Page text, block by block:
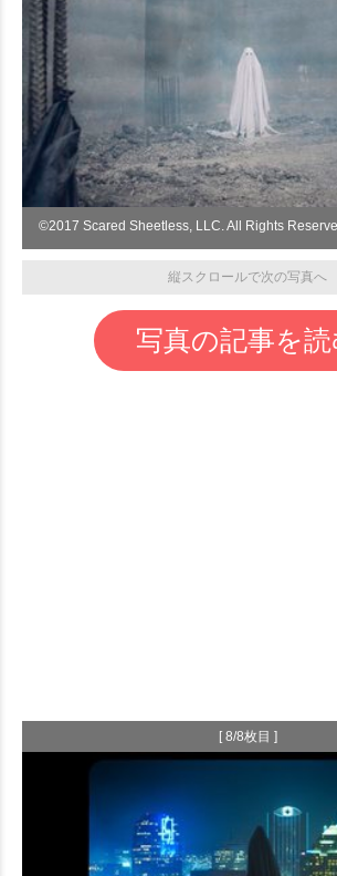
©︎2017 Scared Sheetless, LLC. All Rights
縦スクロールで次の写真へ
写真の記事を読
[ 8/8枚目 ]